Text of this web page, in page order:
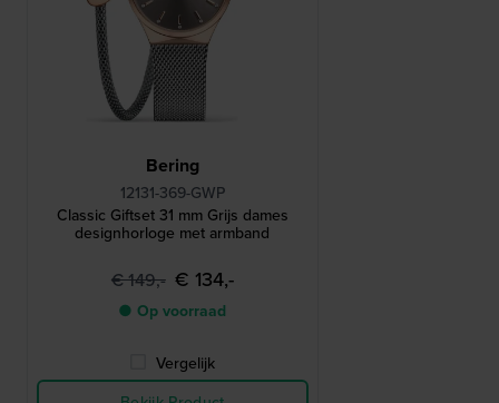
Bering
12131-369-GWP
Classic Giftset 31 mm Grijs dames
designhorloge met armband
€ 149,- € 134,-
● Op voorraad
Vergelijk